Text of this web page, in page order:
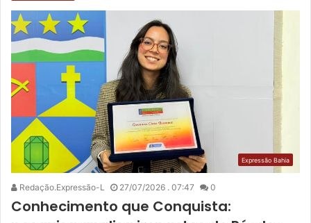
Expressão Bahia
Redação.Expressão-L 27/07/2026 . 07:47 0
Conhecimento que Conquista: